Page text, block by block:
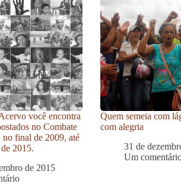
você encontra
no Combate
no final de 2009, até
2015.
de 2015
Quem semeia com
com alegria
31 de
Um